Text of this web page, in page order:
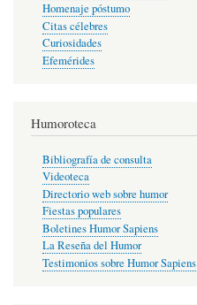
Homenaje póstumo
Citas célebres
Curiosidades
Efemérides
Humoroteca
Bibliografía de consulta
Videoteca
Directorio web sobre humor
Fiestas populares
Boletines Humor Sapiens
La Reseña del Humor
Testimonios sobre Humor Sapiens